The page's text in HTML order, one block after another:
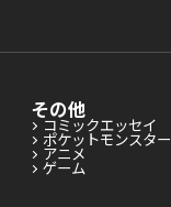
その他
コミックエッセイ
ポケットモンスター
アニメ
ゲーム